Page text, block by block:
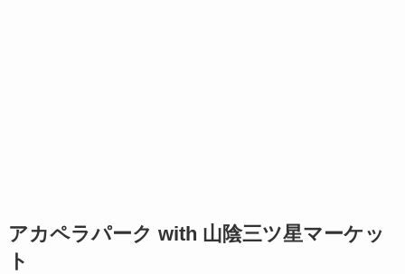
アカペラパーク with 山陰三ツ星マーケッ
ト